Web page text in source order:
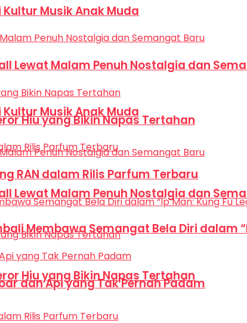
Musik Anak Muda
Lewat Malam Penuh Nostalgia dan
Hiu yang Bikin Napas Tertahan
Musik Anak Muda
Lewat Malam Penuh Nostalgia dan
Hiu yang Bikin Napas Tertahan
RAN dalam Rilis Parfum Terbaru
Membawa Semangat Bela Diri dalam
dan Api yang Tak Pernah Padam